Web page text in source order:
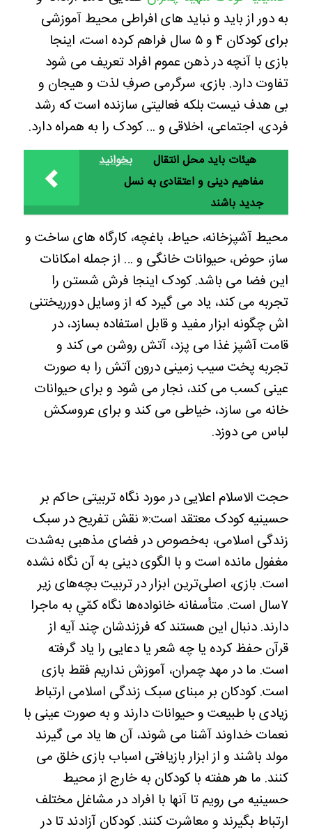
به دور از باید و نباید های افراطی محیط آموزشی
برای کودکان ۴ و ۵ سال فراهم کرده است، اینجا
بازی با آنچه در ذهن عموم افراد تعریف می شود
تفاوت دارد. بازی، سرگرمی صرفِ لذت و هیجان و
بی هدف نیست بلکه فعالیتی سازنده است که رشد
فردی، اجتماعی، اخلاقی و … کودک را به همراه دارد.
بخوانید
هیئات باید محل انتقال
مفاهیم دینی و اعتقادی به نسل
جدید باشند
محیط آشپزخانه، حیاط، باغچه، کارگاه های ساخت و
ساز، حوض، حیوانات خانگی و … از جمله امکانات
این فضا می باشد. کودک اینجا فرش شستن را
تجربه می کند، یاد می گیرد که از وسایل دورریختنی
اش چگونه ابزار مفید و قابل استفاده بسازد، در
قامت آشپز غذا می پزد، آتش روشن می کند و
تجربه پخت سیب زمینی درون آتش را به صورت
عینی کسب می کند، نجار می شود و برای حیوانات
خانه می سازد، خیاطی می کند و برای عروسکش
لباس می دوزد.
حجت الاسلام اعلایی در مورد نگاه تربیتی حاکم بر
حسینیه کودک معتقد است:« نقش تفریح در سبک
زندگی اسلامی، به‌خصوص در فضای مذهبی به‌شدت
مغفول مانده است و با الگوی دینی به آن نگاه نشده
است. بازی، اصلی‌ترین ابزار در تربیت بچه‌های زیر
۷سال است. متأسفانه خانواده‌ها نگاه كمّي به ماجرا
دارند. دنبال اين هستند كه فرزندشان چند آيه از
قرآن حفظ كرده يا چه شعر يا دعایی را ياد گرفته
است. ما در مهد چمران، آموزش نداریم فقط بازی
است. کودکان بر مبنای سبک زندگی اسلامی ارتباط
زیادی با طبیعت و حیوانات دارند و به صورت عینی با
نعمات خداوند آشنا می شوند، آن ها یاد می گیرند
مولد باشند و از ابزار بازیافتی اسباب بازی خلق می
کنند. ما هر هفته با کودکان به خارج از محیط
حسینیه می رویم تا آنها با افراد در مشاغل مختلف
ارتباط بگیرند و معاشرت کنند. کودکان آزادند تا در